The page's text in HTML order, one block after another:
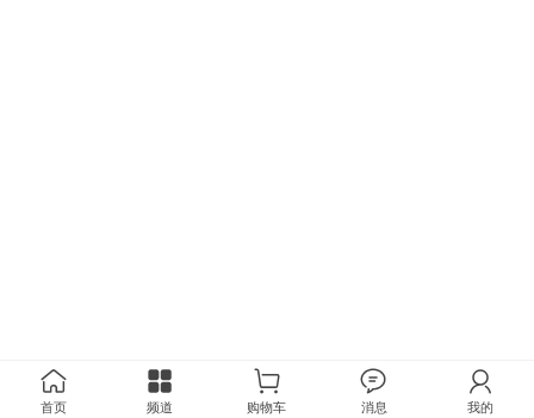
首页 频道 购物车 消息 我的